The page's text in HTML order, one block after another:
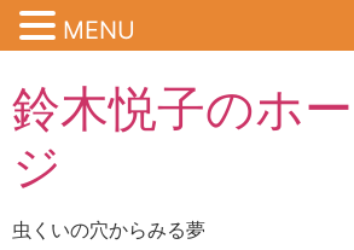
鈴木悦子のホ
ジ
虫くいの穴からみる夢
MENU